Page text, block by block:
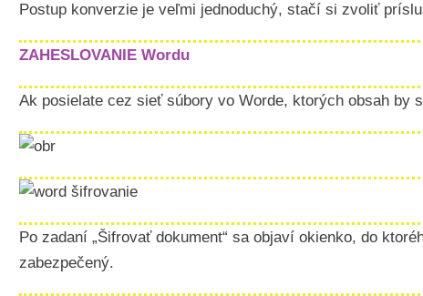
Postup konverzie je veľmi jednoduchý, stačí si zvoliť
ZAHESLOVANIE Wordu
Ak posielate cez sieť súbory vo Worde, ktorých obsah by
Po zadaní „Šifrovať dokument“ sa objaví okienko, do
zabezpečený.